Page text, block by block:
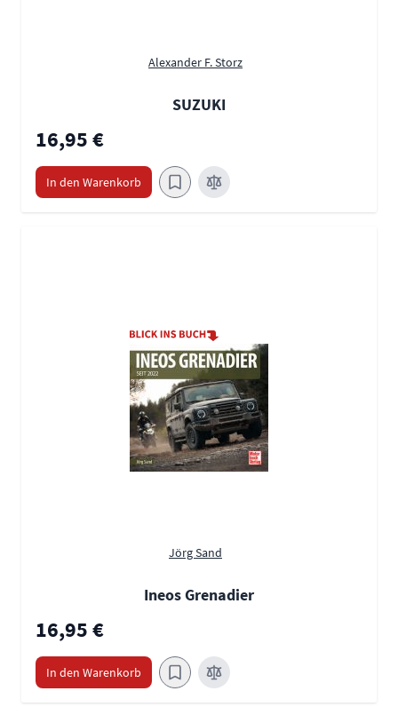
Alexander F. Storz
SUZUKI
16,95 €
In den Warenkorb
Jörg Sand
Ineos Grenadier
16,95 €
In den Warenkorb